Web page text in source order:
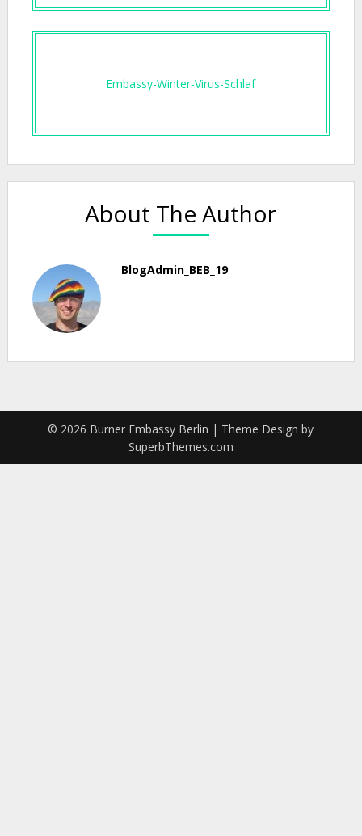
Embassy-Winter-Virus-Schlaf
About The Author
BlogAdmin_BEB_19
© 2026 Burner Embassy Berlin | Theme Design by
SuperbThemes.com